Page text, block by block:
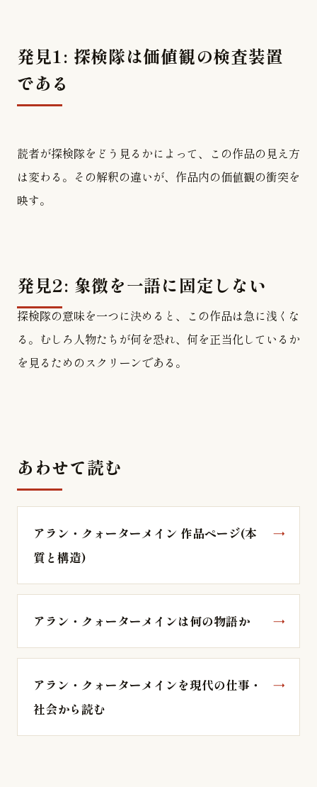
発見1: 探検隊は価値観の検査装置
である
読者が探検隊をどう見るかによって、この作品の見え方
は変わる。その解釈の違いが、作品内の価値観の衝突を
映す。
発見2: 象徴を一語に固定しない
探検隊の意味を一つに決めると、この作品は急に浅くな
る。むしろ人物たちが何を恐れ、何を正当化しているか
を見るためのスクリーンである。
あわせて読む
アラン・クォーターメイン 作品ページ(本
質と構造)
アラン・クォーターメインは何の物語か
アラン・クォーターメインを現代の仕事・
社会から読む